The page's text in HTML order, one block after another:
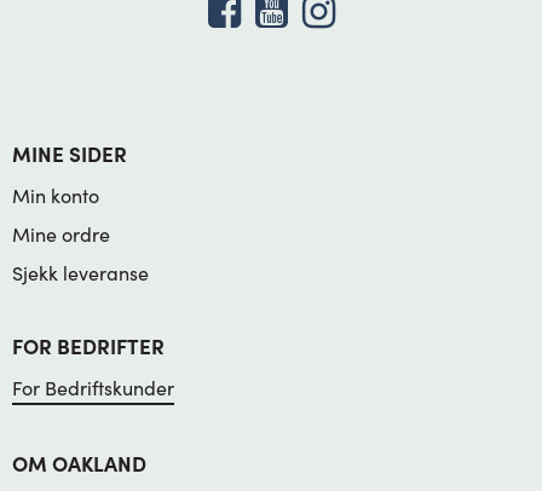
MINE SIDER
Min konto
Mine ordre
Sjekk leveranse
FOR BEDRIFTER
For Bedriftskunder
OM OAKLAND